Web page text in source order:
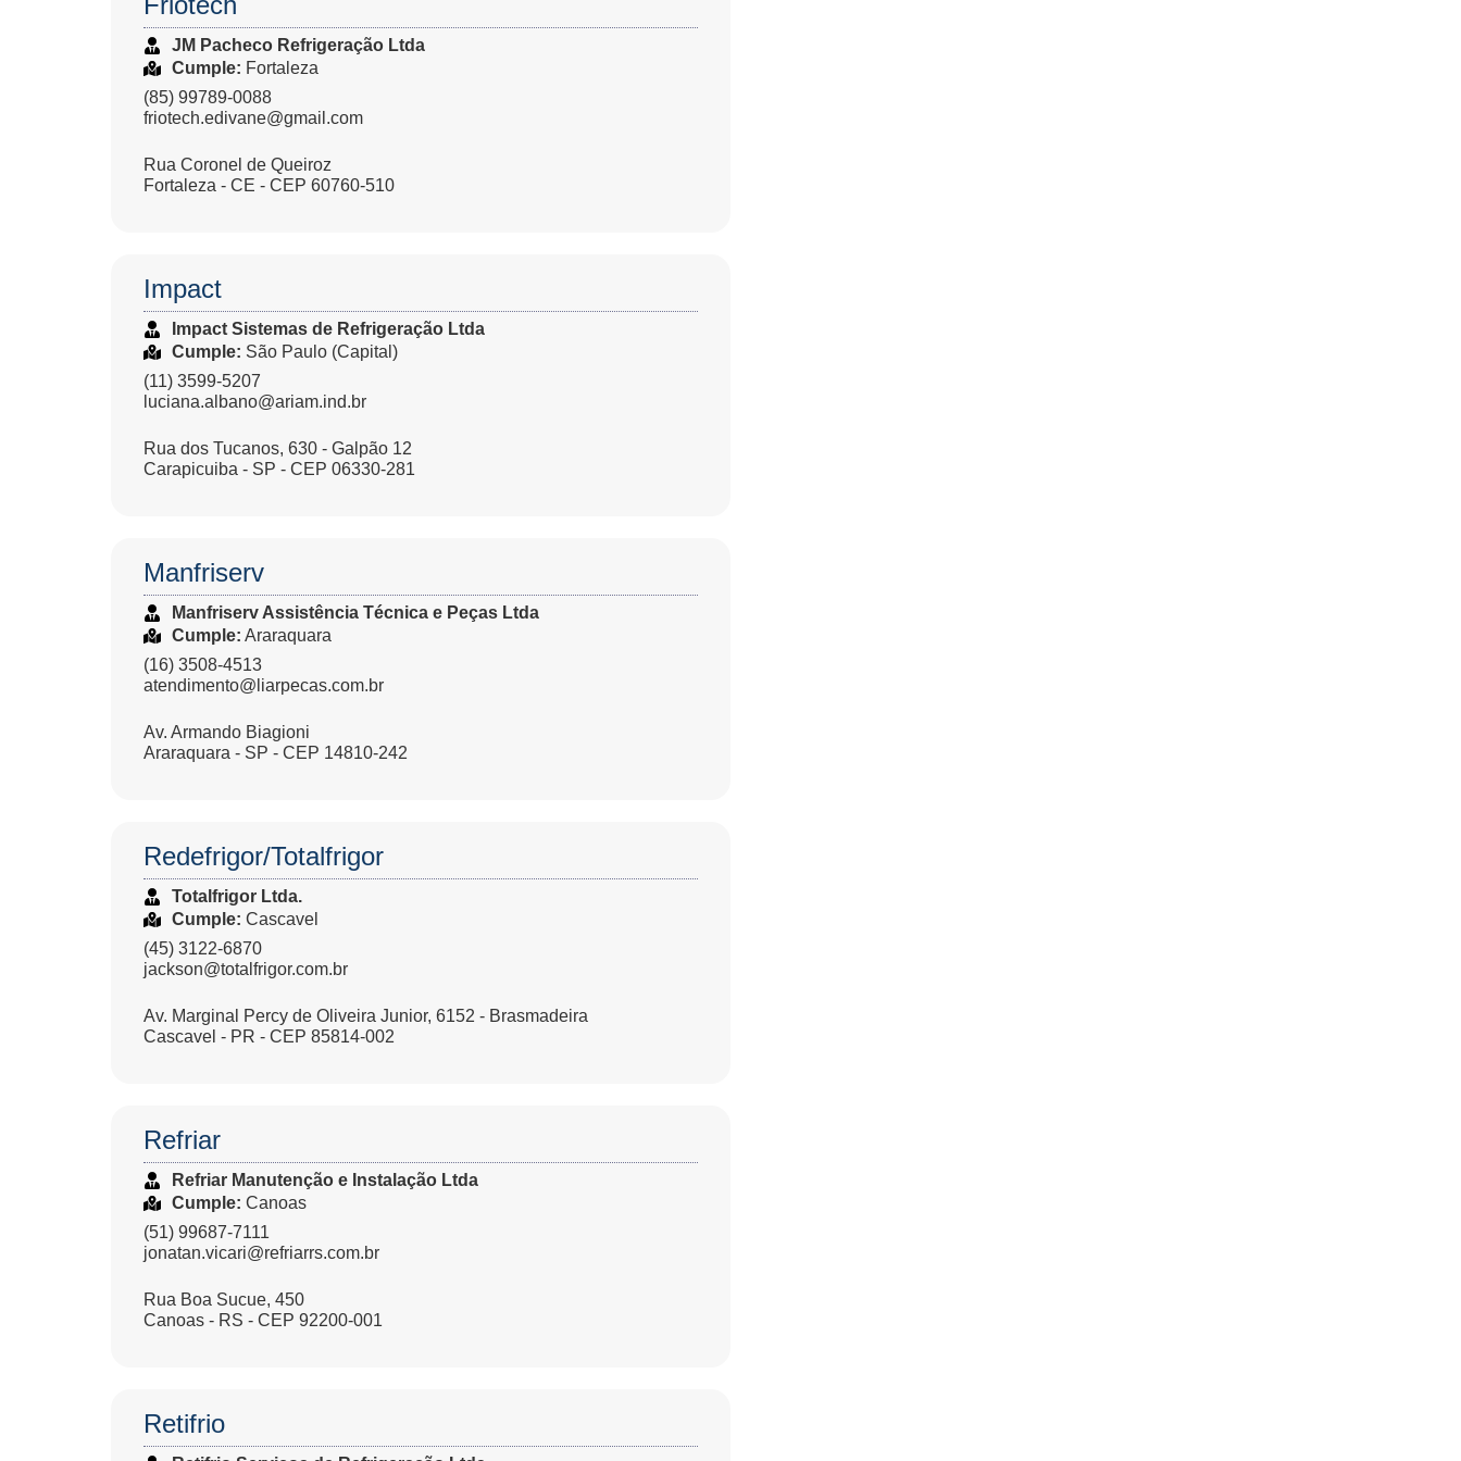
JM Pacheco Refrigeração Ltda
Cumple: Fortaleza
(85) 99789-0088
friotech.edivane@gmail.com
Rua Coronel de Queiroz
Fortaleza - CE - CEP 60760-510
Impact
Impact Sistemas de Refrigeração Ltda
Cumple: São Paulo (Capital)
(11) 3599-5207
luciana.albano@ariam.ind.br
Rua dos Tucanos, 630 - Galpão 12
Carapicuiba - SP - CEP 06330-281
Manfriserv
Manfriserv Assistência Técnica e Peças Ltda
Cumple: Araraquara
(16) 3508-4513
atendimento@liarpecas.com.br
Av. Armando Biagioni
Araraquara - SP - CEP 14810-242
Redefrigor/Totalfrigor
Totalfrigor Ltda.
Cumple: Cascavel
(45) 3122-6870
jackson@totalfrigor.com.br
Av. Marginal Percy de Oliveira Junior, 6152 - Brasmadeira
Cascavel - PR - CEP 85814-002
Refriar
Refriar Manutenção e Instalação Ltda
Cumple: Canoas
(51) 99687-7111
jonatan.vicari@refriarrs.com.br
Rua Boa Sucue, 450
Canoas - RS - CEP 92200-001
Retifrio